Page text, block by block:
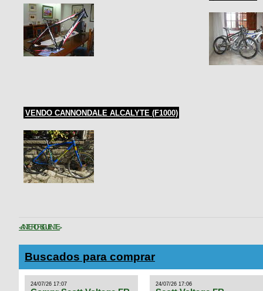
VENDO CANNONDALE ALCALYTE (F1000)
< ANTERIORSIGUIENTE >
Buscados para comprar
24/07/26 17:07 24/07/26 17:06